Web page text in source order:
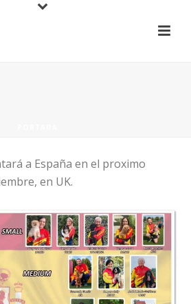
a España en el proximo
en UK.